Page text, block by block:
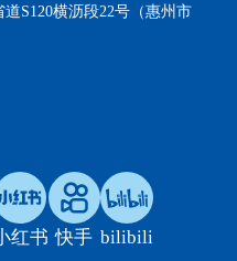
S120横沥段22号（惠州市
红书 快手 bilibili